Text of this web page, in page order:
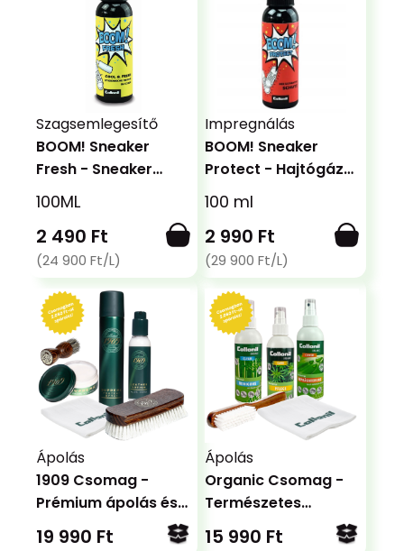
Szagsemlegesítő
BOOM! Sneaker
Fresh - Sneaker
szagsemlegesítő
100ML
2 490 Ft
(24 900 Ft/L)
Impregnálás
BOOM! Sneaker
Protect - Hajtógáz
mentes impregnáló
100 ml
2 990 Ft
(29 900 Ft/L)
Ápolás
1909 Csomag -
Prémium ápolás és
védelem
19 990 Ft
Ápolás
Organic Csomag -
Természetes
gondoskodás
15 990 Ft